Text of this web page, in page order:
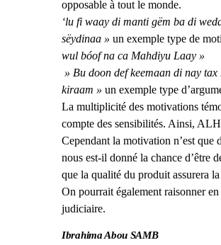
opposable à tout le monde.
‘lu fi waay di manti gëm ba di
sëydinaa » un exemple type de
wul bóof na ca Mahdiyu Laay »
» Bu doon def keemaan di nay
kiraam » un exemple type
La multiplicité des motivations
compte des sensibilités. Ainsi,
Cependant la motivation n’est que
nous est-il donné la chance d’être
que la qualité du produit assurera
On pourrait également raisonner
judiciaire.
Ibrahima Abou SAMB